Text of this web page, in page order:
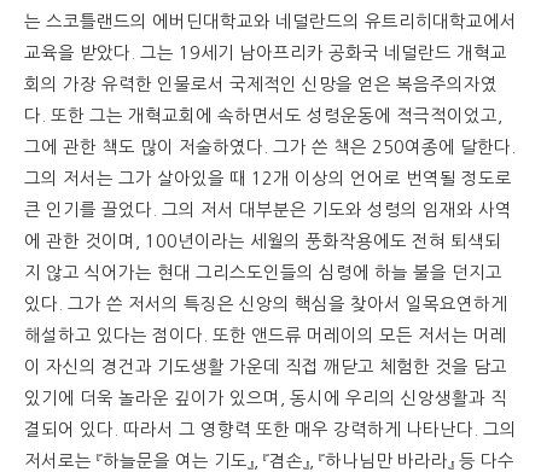
는 스코틀랜드의 에버딘대학교와 네덜란드의 유트리히대학교에서
교육을 받았다. 그는 19세기 남아프리카 공화국 네덜란드 개혁교
회의 가장 유력한 인물로서 국제적인 신망을 얻은 복음주의자였
다. 또한 그는 개혁교회에 속하면서도 성령운동에 적극적이었고,
그에 관한 책도 많이 저술하였다. 그가 쓴 책은 250여종에 달한다.
그의 저서는 그가 살아있을 때 12개 이상의 언어로 번역될 정도로
큰 인기를 끌었다. 그의 저서 대부분은 기도와 성령의 임재와 사역
에 관한 것이며, 100년이라는 세월의 풍화작용에도 전혀 퇴색되
지 않고 식어가는 현대 그리스도인들의 심령에 하늘 불을 던지고
있다. 그가 쓴 저서의 특징은 신앙의 핵심을 찾아서 일목요연하게
해설하고 있다는 점이다. 또한 앤드류 머레이의 모든 저서는 머레
이 자신의 경건과 기도생활 가운데 직접 깨닫고 체험한 것을 담고
있기에 더욱 놀라운 깊이가 있으며, 동시에 우리의 신앙생활과 직
결되어 있다. 따라서 그 영향력 또한 매우 강력하게 나타난다. 그의
저서로는 『하늘문을 여는 기도』, 『겸손』, 『하나님만 바라라』 등 다수